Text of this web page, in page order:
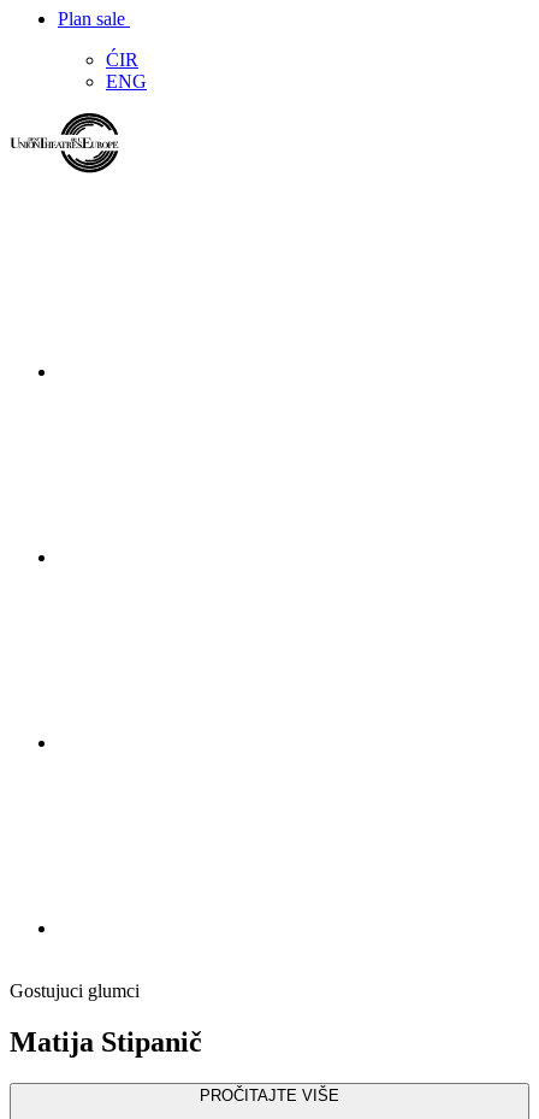
Plan sale
ĆIR
ENG
Gostujuci glumci
Matija Stipanič
PROČITAJTE VIŠE